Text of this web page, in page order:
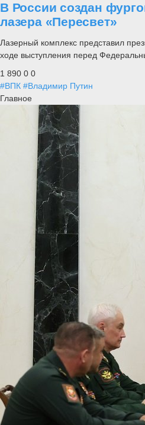
В России создан
лазера «Пересвет»
Лазерный комплекс представил
ходе выступления перед
1 890 0 0
#ВПК #Владимир Путин
Главное